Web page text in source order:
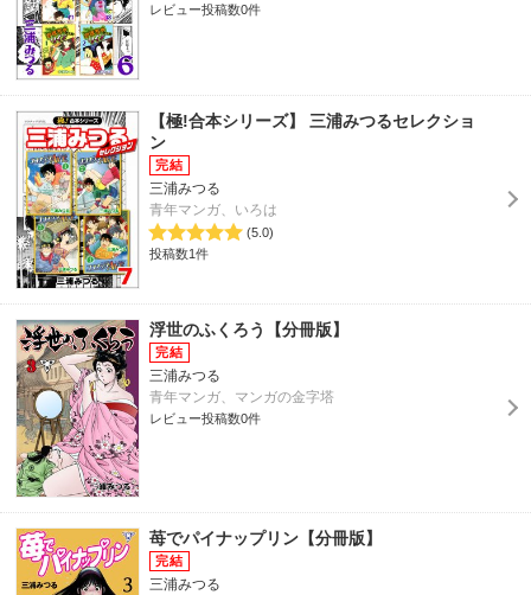
レビュー投稿数0件
【極!合本シリーズ】 三浦みつるセレクショ
ン
三浦みつる
青年マンガ、いろは
(5.0)
投稿数1件
浮世のふくろう【分冊版】
三浦みつる
青年マンガ、マンガの金字塔
レビュー投稿数0件
苺でパイナップリン【分冊版】
三浦みつる